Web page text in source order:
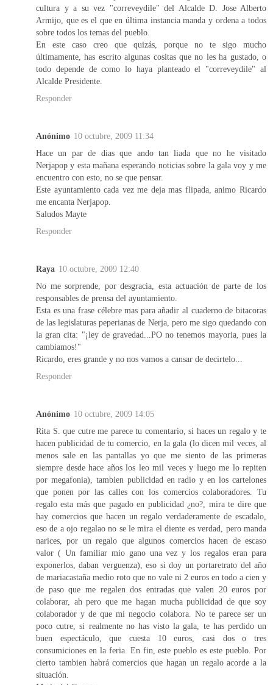
cultura y a su vez "correveydile" del Alcalde D. Jose Alberto
Armijo, que es el que en última instancia manda y ordena a todos
sobre todos los temas del pueblo.
En este caso creo que quizás, porque no te sigo mucho
últimamente, has escrito algunas cositas que no les ha gustado, o
todo depende de como lo haya planteado el "correveydile" al
Alcalde Presidente.
Responder
Anónimo 10 octubre, 2009 11:34
Hace un par de dias que ando tan liada que no he visitado
Nerjapop y esta mañana esperando noticias sobre la gala voy y me
encuentro con esto, no se que pensar.
Este ayuntamiento cada vez me deja mas flipada, animo Ricardo
me encanta Nerjapop.
Saludos Mayte
Responder
Raya 10 octubre, 2009 12:40
No me sorprende, por desgracia, esta actuación de parte de los
responsables de prensa del ayuntamiento.
Esta es una frase célebre mas para añadir al cuaderno de bitacoras
de las legislaturas peperianas de Nerja, pero me sigo quedando con
la gran cita: "¡ley de gravedad...PO no tenemos mayoria, pues la
cambiamos!"
Ricardo, eres grande y no nos vamos a cansar de decirtelo...
Responder
Anónimo 10 octubre, 2009 14:05
Rita S. que cutre me parece tu comentario, si haces un regalo y te
hacen publicidad de tu comercio, en la gala (lo dicen mil veces, al
menos sale en las pantallas yo que me siento de las primeras
siempre desde hace años los leo mil veces y luego me lo repiten
por megafonia), tambien publicidad en radio y en los cartelones
que ponen por las calles con los comercios colaboradores. Tu
regalo esta más que pagado en publicidad ¿no?, mira te dire que
hay comercios que hacen un regalo verdaderamente de escadalo,
eso de a ojo regalao no se le mira el diente es verdad, pero manda
narices, por un regalo que algunos comercios hacen de escaso
valor ( Un familiar mio gano una vez y los regalos eran para
exponerlos, daban verguenza), eso si doy un portaretrato del año
de mariacastaña medio roto que no vale ni 2 euros en todo a cien y
de paso que me regalen dos entradas que valen 20 euros por
colaborar, ah pero que me hagan mucha publicidad de que soy
colaborador y de que mi negocio colabora. No te parece ser un
poco cutre, si realmente no has visto la gala, te has perdido un
buen espectáculo, que cuesta 10 euros, casi dos o tres
consumiciones en la feria. En fin, este pueblo es este pueblo. Por
cierto tambien habrá comercios que hagan un regalo acorde a la
situación.